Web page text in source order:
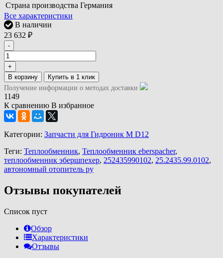
Страна производства Германия
Все характеристики
В наличии
23 632 ₽
-
+
В корзину
Получение информации о методах доставки
1149
К сравнению В избранное
Категории: Запчасти для Гидроник M D12
Теги: Теплообменник, Теплообменник eberspacher,
теплообменник эбершпехер, 252435990102, 25.2435.99.0102,
автономный отопитель ру
Отзывы покупателей
Список пуст
Обзор
Характеристики
Отзывы